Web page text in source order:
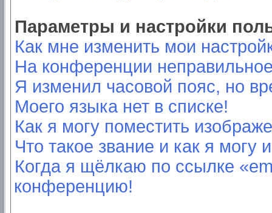
Параметры и настройки
Как мне изменить мои
На конференции
Я изменил часовой пояс, но
Моего языка нет в списке!
Как я могу поместить
Что такое звание и как я могу
Когда я щёлкаю по ссылке
конференцию!